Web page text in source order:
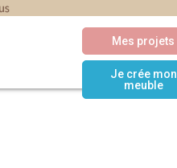
Mes projets
Je crée mon
meuble